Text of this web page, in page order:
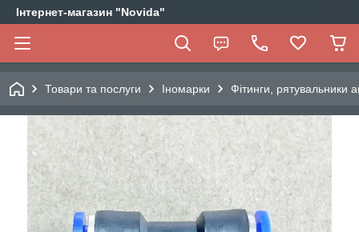
Інтернет-магазин "Novida"
Товари та послуги Іномарки Фітинги, рятувальники